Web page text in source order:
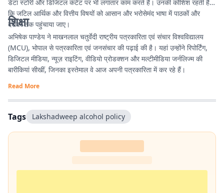
डेटा स्टोरी और डिजिटल कंटेंट पर भी लगातार काम करते हैं। उनकी कोशिश रहती है
कि जटिल आर्थिक और वित्तीय विषयों को आसान और भरोसेमंद भाषा में पाठकों और
दर्शकों तक पहुंचाया जाए।
शिक्षा
अभिषेक पाण्डेय ने माखनलाल चतुर्वेदी राष्ट्रीय पत्रकारिता एवं संचार विश्वविद्यालय
(MCU), भोपाल से पत्रकारिता एवं जनसंचार की पढ़ाई की है। यहां उन्होंने रिपोर्टिंग,
डिजिटल मीडिया, न्यूज़ राइटिंग, वीडियो प्रोडक्शन और मल्टीमीडिया जर्नलिज्म की
बारीकियां सीखीं, जिनका इस्तेमाल वे आज अपनी पत्रकारिता में कर रहे हैं।
Read More
Tags Lakshadweep alcohol policy